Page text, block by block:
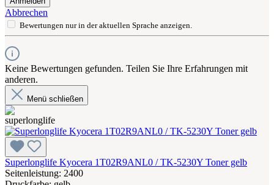
Abbrechen
Bewertungen nur in der aktuellen Sprache anzeigen.
Keine Bewertungen gefunden. Teilen Sie Ihre Erfahrungen mit
anderen.
Menü schließen
Superlonglife Kyocera 1T02R9ANL0 / TK-5230Y Toner gelb
Seitenleistung: 2400